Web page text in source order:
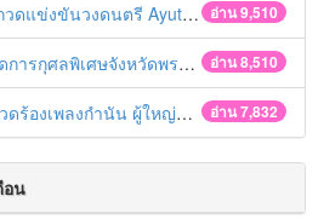
อ่าน 9,510
ตรี Ayutthaya battle of the bands
อ่าน 8,510
ษจังหวัดพระนครศรีอยุธยา 2560
อ่าน 7,832
เพลงกำนัน ผู้ใหญ่บ้าน ฯลฯ
อน